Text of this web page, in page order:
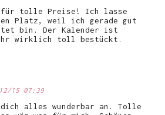
für tolle Preise! Ich lasse
Platz, weil ich gerade gut
bin. Der Kalender ist
wirklich toll bestückt.
15 07:39
alles wunderbar an. Tolle